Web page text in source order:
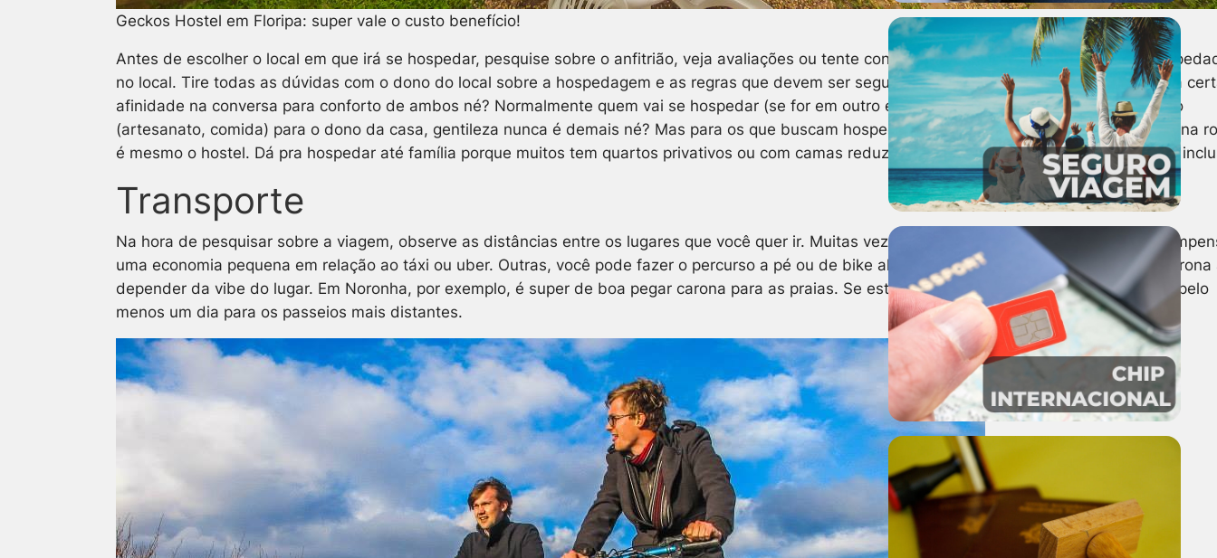
Geckos Hostel em Floripa: super vale o custo benefício!
Antes de escolher o local em que irá se hospedar, pesquise sobre o anfitrião, veja avaliações ou tente conversar com pessoas que já ficaram
no local. Tire todas as dúvidas com o dono do local sobre a hospedagem e as regras que devem ser seguidas. Afinal, precisa ter pelo menos uma
afinidade na conversa para conforto de ambos né? Normalmente quem vai se hospedar (se for em outro estado ou país) costuma levar algo típico
(artesanato, comida) para o dono da casa, gentileza nunca é demais né? Mas para os que buscam hospedagem em conta e “liberdade” aí a mão na
é mesmo o hostel. Dá pra hospedar até família porque muitos tem quartos privativos ou com camas reduzidas. E alguns oferecem café da manhã
Transporte
Na hora de pesquisar sobre a viagem, observe as distâncias entre os lugares que você quer ir. Muitas vezes a demora pra pegar o ônibus não
uma economia pequena em relação ao táxi ou uber. Outras, você pode fazer o percurso a pé ou de bike alugada. Existe ainda a opção de ir de carona
depender da vibe do lugar. Em Noronha, por exemplo, é super de boa pegar carona para as praias. Se estiver em grupo, vale a pena alugar carro pelo
menos um dia para os passeios mais distantes.